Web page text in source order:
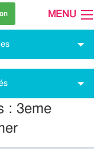
MENU
: 3eme